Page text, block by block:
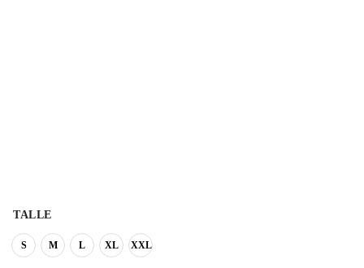
TALLE
S M L XL XXL